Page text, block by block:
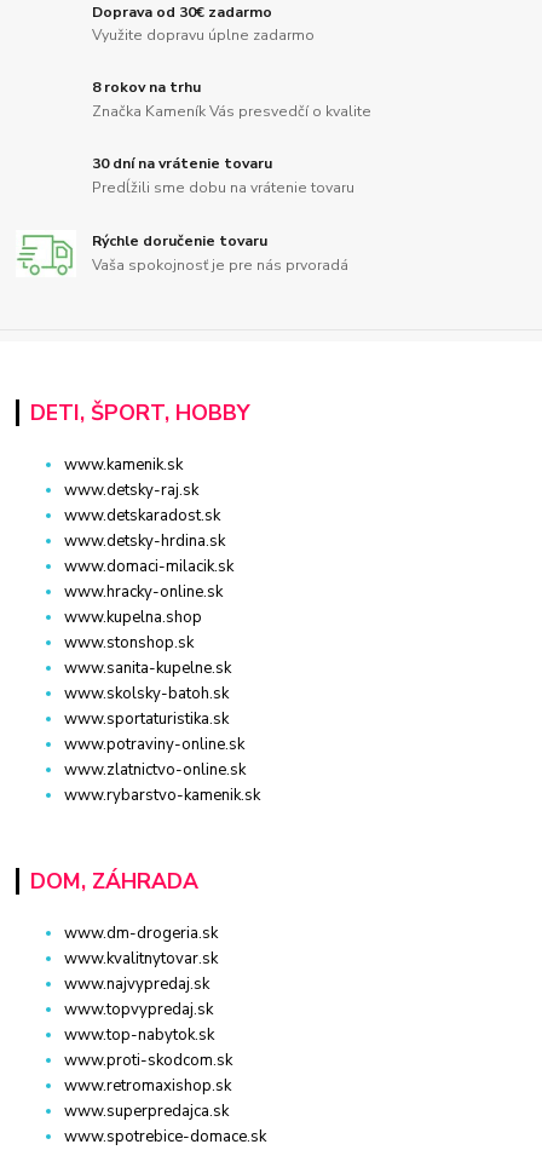
Doprava od 30€ zadarmo
Využite dopravu úplne zadarmo
8 rokov na trhu
Značka Kameník Vás presvedčí o kvalite
30 dní na vrátenie tovaru
Predĺžili sme dobu na vrátenie tovaru
Rýchle doručenie tovaru
Vaša spokojnosť je pre nás prvoradá
DETI, ŠPORT, HOBBY
www.kamenik.sk
www.detsky-raj.sk
www.detskaradost.sk
www.detsky-hrdina.sk
www.domaci-milacik.sk
www.hracky-online.sk
www.kupelna.shop
www.stonshop.sk
www.sanita-kupelne.sk
www.skolsky-batoh.sk
www.sportaturistika.sk
www.potraviny-online.sk
www.zlatnictvo-online.sk
www.rybarstvo-kamenik.sk
DOM, ZÁHRADA
www.dm-drogeria.sk
www.kvalitnytovar.sk
www.najvypredaj.sk
www.topvypredaj.sk
www.top-nabytok.sk
www.proti-skodcom.sk
www.retromaxishop.sk
www.superpredajca.sk
www.spotrebice-domace.sk